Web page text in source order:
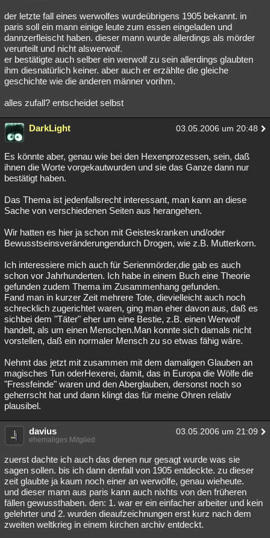
der letzte fall eines werwolfes wurdeübrigens 1905 bekannt. in
paris soll ein mann einige leute zum essen eingeladen und
dannzerfleischt haben. dieser mann wurde allerdings als mörder
verurteilt und nicht alswerwolf.
er bestätigte auch selber ein werwolf zu sein allerdings glaubten
ihm diesnatürlich keiner. aber auch er erzählte die gleiche
geschichte wie die anderen männer vorihm.
alles zufall? entscheidet selbst
DarkLight 03.05.2006 um 20:48
Es könnte aber, genau wie bei den Hexenprozessen, sein, daß
ihnen die Worte vorgekautwurden und sie das Ganze dann nur
bestätigt haben.
Das Thema ist jedenfallsrecht interessant, man kann an diese
Sache von verschiedenen Seiten aus herangehen.
Wir hatten es hier ja schon mit Geisteskranken und/oder
Bewusstseinsveränderungendurch Drogen, wie z.B. Mutterkorn.
Ich interessiere mich auch für Serienmörder,die gab es auch
schon vor Jahrhunderten. Ich habe in einem Buch eine Theorie
gefunden zudem Thema im Zusammenhang gefunden.
Fand man in kurzer Zeit mehrere Tote, dievielleicht auch noch
schrecklich zugerichtet waren, ging man eher davon aus, daß es
sichbei dem "Täter" eher um eine Bestie, z.B. einen Werwolf
handelt, als um einen Menschen.Man konnte sich damals nicht
vorstellen, daß ein normaler Mensch zu so etwas fähig wäre.
Nehmt das jetzt mit zusammen mit dem damaligen Glauben an
magisches Tun oderHexerei, damit, das in Europa die Wölfe die
"Fressfeinde" waren und den Aberglauben, dersonst noch so
geherrscht hat und dann klingt das für meine Ohren relativ
plausibel.
davius 03.05.2006 um 21:09
ehemaliges Mitglied
zuerst dachte ich auch das denen nur gesagt wurde was sie
sagen sollen. bis ich dann denfall von 1905 entdeckte. zu dieser
zeit glaubte ja kaum noch einer an werwölfe, genau wieheute.
und dieser mann aus paris kann auch nixhts von den früheren
fällen gewussthaben. den: 1. war er ein einfacher arbeiter und kein
gelehrter und 2. wurden dieaufzeichnungen erst kurz nach dem
zweiten weltkrieg in einem kirchen archiv entdeckt.